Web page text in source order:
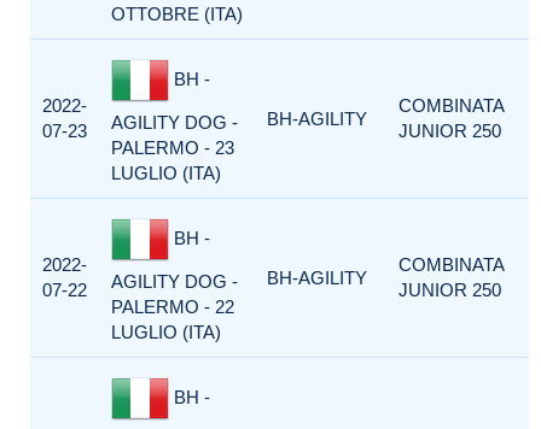
OTTOBRE (ITA)
2022-
07-23
BH -
AGILITY DOG -
PALERMO - 23
LUGLIO (ITA)
BH-AGILITY
COMBINATA
JUNIOR 250
2022-
07-22
BH -
AGILITY DOG -
PALERMO - 22
LUGLIO (ITA)
BH-AGILITY
COMBINATA
JUNIOR 250
BH -